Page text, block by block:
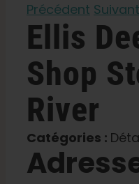
Presse
A propos de
Chasse au phéno
Préserver le
Précédent Suivant
Ellis
Shop
River
Catégories :